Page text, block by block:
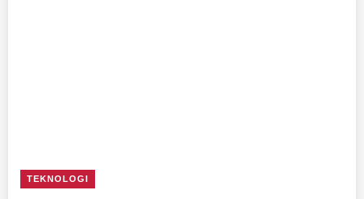
TEKNOLOGI